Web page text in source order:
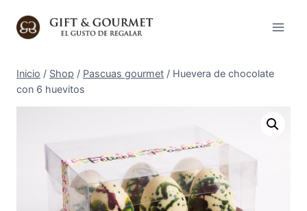
Inicio / Shop / Pascuas gourmet / Huevera de chocolate
con 6 huevitos